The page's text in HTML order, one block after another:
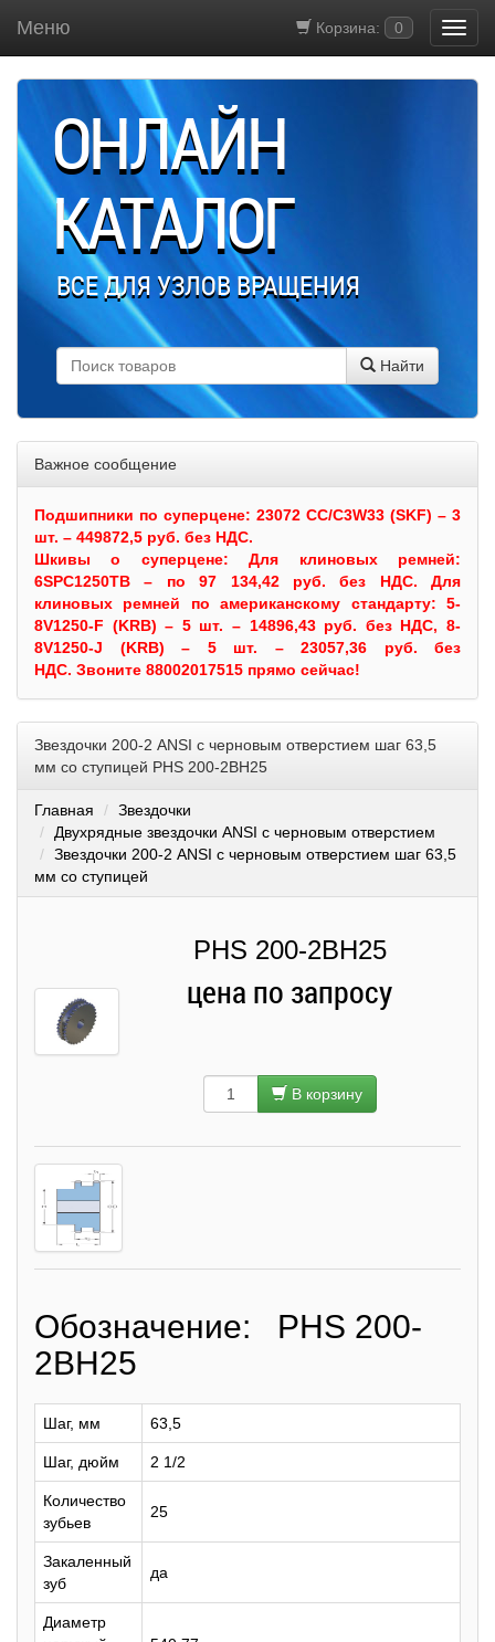
Корзина: 0
Меню
ОНЛАЙН
КАТАЛОГ
ВСЕ ДЛЯ УЗЛОВ ВРАЩЕНИЯ
Найти
Важное сообщение
Подшипники по суперцене: 23072 CC/C3W33 (SKF) – 3
шт. – 449872,5 руб. без НДС.
Шкивыо суперцене:Для клиновых ремней:
6SPC1250TB – по 97 134,42 руб. без НДС. Для
клиновых ремней по американскому стандарту: 5-
8V1250-F (KRB) – 5 шт. – 14896,43 руб. без НДС, 8-
8V1250-J (KRB) – 5 шт. – 23057,36 руб. без
НДС. Звоните 88002017515 прямо сейчас!
Звездочки 200-2 ANSI с черновым отверстием шаг 63,5
мм со ступицей PHS 200-2BH25
Главная
Звездочки
Двухрядные звездочки ANSI с черновым отверстием
Звездочки 200-2 ANSI с черновым отверстием шаг 63,5
мм со ступицей
PHS 200-2BH25
цена по запросу
В корзину
Обозначение: PHS 200-
2BH25
Шаг, мм 63,5
Шаг, дюйм 2 1/2
Количество
зубьев
25
Закаленный
зуб
да
Диаметр